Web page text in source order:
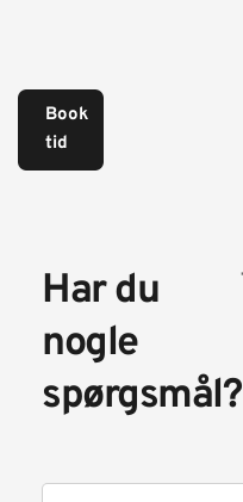
Book
tid
Har du
nogle
spørgsmål?